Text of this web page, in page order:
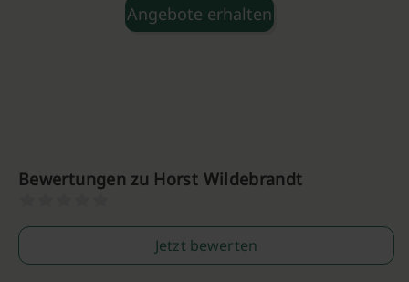
Angebote erhalten
Bewertungen zu Horst Wildebrandt
Jetzt bewerten